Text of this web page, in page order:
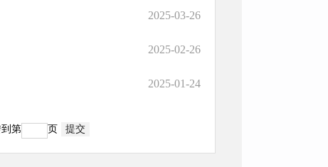
2025-03-26
2025-02-26
2025-01-24
第 页 提交